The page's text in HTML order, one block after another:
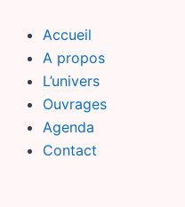
contenu
Accueil
A propos
L’univers
Ouvrages
Agenda
Contact